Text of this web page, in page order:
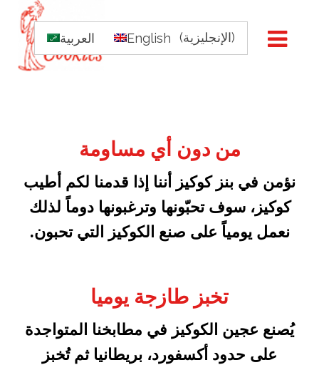
العربية English (الإنجليزية) طلبات التوصيل الفروع
من دون أي مساومة
نؤمن في بنز كوكيز أننا إذا قدمنا لكم أطيب
كوكيز، سوف تحبّونها وترغبونها دوماً لذلك
نعمل يومياً على صنع الكوكيز التي تحبون.
تخبز طازجة يوميا
يُصنع عجين الكوكيز في مطابخنا المتواجدة
على حدود أكسفورد، بريطانيا ثم تُخبز